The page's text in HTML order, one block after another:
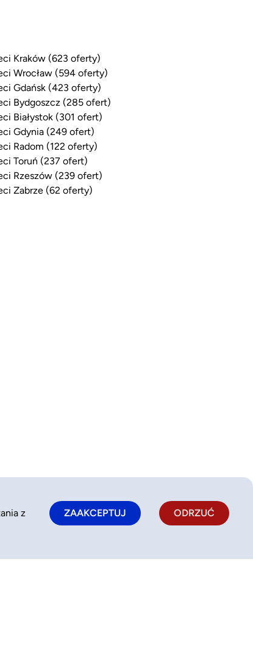
Kraków (623 oferty)
Wrocław (594 oferty)
Gdańsk (423 oferty)
Bydgoszcz (285 ofert)
Białystok (301 ofert)
Gdynia (249 ofert)
Radom (122 oferty)
Toruń (237 ofert)
Rzeszów (239 ofert)
Zabrze (62 oferty)
z
ZAAKCEPTUJ ODRZUĆ